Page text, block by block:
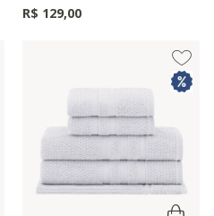
Peças
R$ 129,00